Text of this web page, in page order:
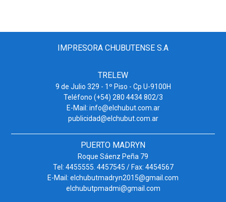
IMPRESORA CHUBUTENSE S.A
TRELEW
9 de Julio 329 - 1º Piso - Cp U-9100H
Teléfono (+54) 280 4434 802/3
E-Mail: info@elchubut.com.ar
publicidad@elchubut.com.ar
PUERTO MADRYN
Roque Sáenz Peña 79
Tel: 4455555. 4457545 / Fax: 4454567
E-Mail: elchubutmadryn2015@gmail.com
elchubutpmadmi@gmail.com